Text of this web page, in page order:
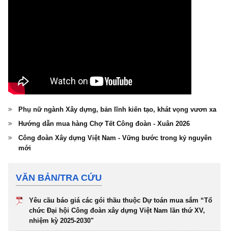
Phụ nữ ngành Xây dựng, bản lĩnh kiến tạo, khát vọng vươn xa
Hướng dẫn mua hàng Chợ Tết Công đoàn - Xuân 2026
Công đoàn Xây dựng Việt Nam - Vững bước trong kỷ nguyên
mới
VĂN BẢN/TRA CỨU
Yêu cầu báo giá các gói thầu thuộc Dự toán mua sắm “Tổ
chức Đại hội Công đoàn xây dựng Việt Nam lần thứ XV,
nhiệm kỳ 2025-2030"